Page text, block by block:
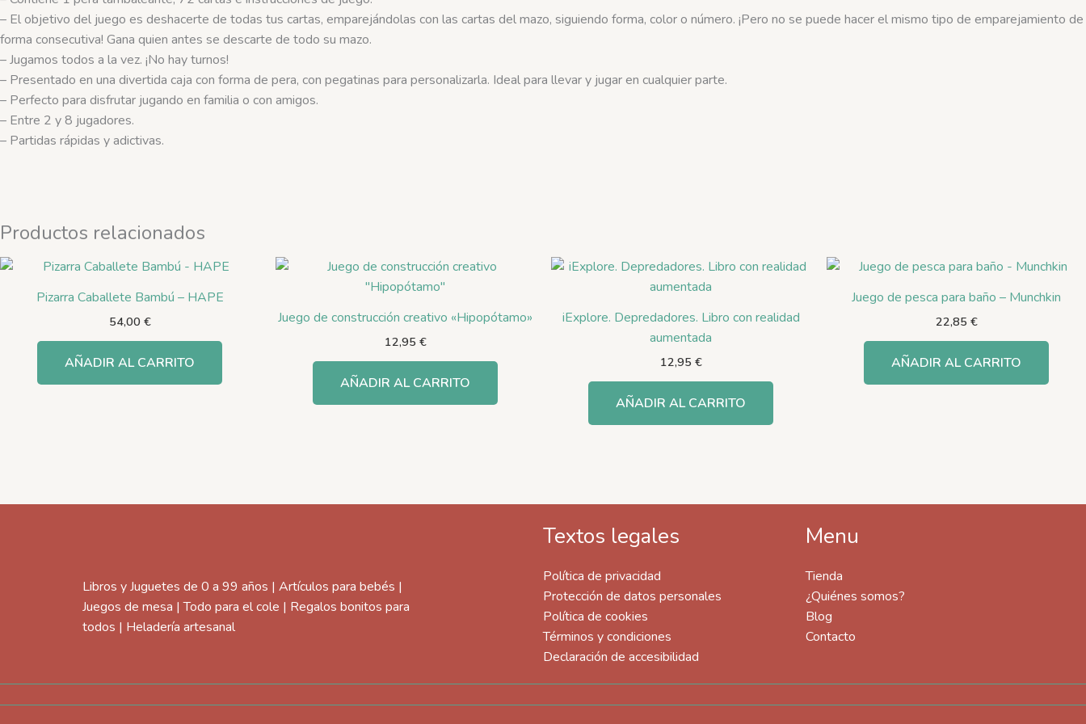
– El objetivo del juego es deshacerte de todas tus cartas, emparejándolas con las cartas del mazo, siguiendo forma, color o número. ¡Pero no se puede hacer el mismo tipo de emparejamiento de
forma consecutiva! Gana quien antes se descarte de todo su mazo.
– Jugamos todos a la vez. ¡No hay turnos!
– Presentado en una divertida caja con forma de pera, con pegatinas para personalizarla. Ideal para llevar y jugar en cualquier parte.
– Perfecto para disfrutar jugando en familia o con amigos.
– Entre 2 y 8 jugadores.
– Partidas rápidas y adictivas.
Productos relacionados
Pizarra Caballete Bambú – HAPE
54,00 €
AÑADIR AL CARRITO
Juego de construcción creativo «Hipopótamo»
12,95 €
AÑADIR AL CARRITO
iExplore. Depredadores. Libro con realidad
aumentada
12,95 €
AÑADIR AL CARRITO
Juego de pesca para baño – Munchkin
22,85 €
AÑADIR AL CARRITO
Libros y Juguetes de 0 a 99 años | Artículos para bebés |
Juegos de mesa | Todo para el cole | Regalos bonitos para
todos | Heladería artesanal
Textos legales
Política de privacidad
Protección de datos personales
Política de cookies
Términos y condiciones
Declaración de accesibilidad
Menu
Tienda
¿Quiénes somos?
Blog
Contacto